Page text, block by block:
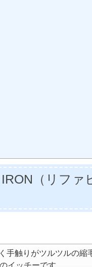
（リフ
手触りがツルツルの縮
イッチーです。